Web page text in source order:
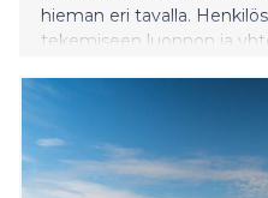
hieman eri tavalla.
tekemiseen luonnon ja
rakennettiin yhdessä